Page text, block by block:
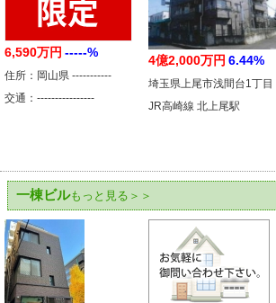
6,590万円 -----%
住所：岡山県 -----------
交通：----------------
4億2,000万円 6.44%
埼玉県上尾市浅間台1丁目
JR高崎線 北上尾駅
一棟ビルもっと見る＞＞